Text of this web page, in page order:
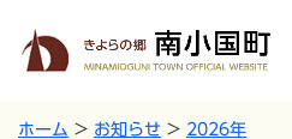
ホーム お知らせ
2026年